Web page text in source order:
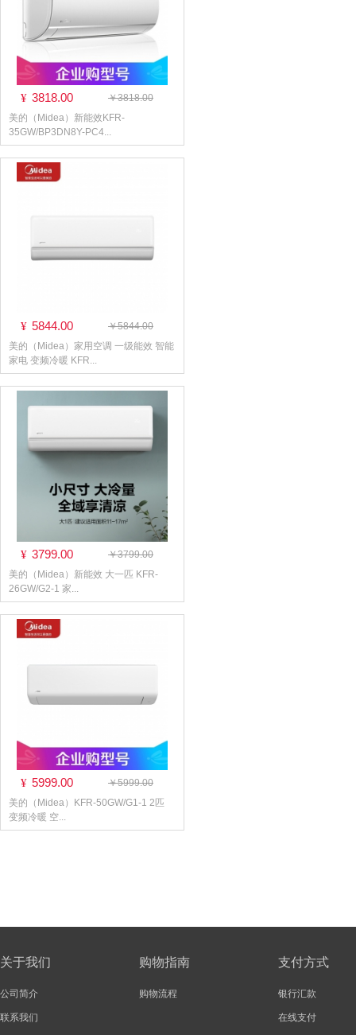
¥ 3818.00
￥3818.00
美的（Midea）新能效KFR-
35GW/BP3DN8Y-PC4...
¥ 5844.00
￥5844.00
美的（Midea）家用空调 一级能效 智能
家电 变频冷暖 KFR...
¥ 3799.00
￥3799.00
美的（Midea）新能效 大一匹 KFR-
26GW/G2-1 家...
¥ 5999.00
￥5999.00
美的（Midea）KFR-50GW/G1-1 2匹
变频冷暖 空...
关于我们
公司简介
联系我们
购物指南
购物流程
支付方式
银行汇款
在线支付